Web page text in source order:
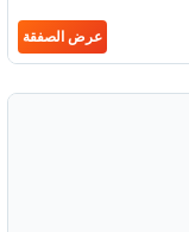
عرض الصفقة